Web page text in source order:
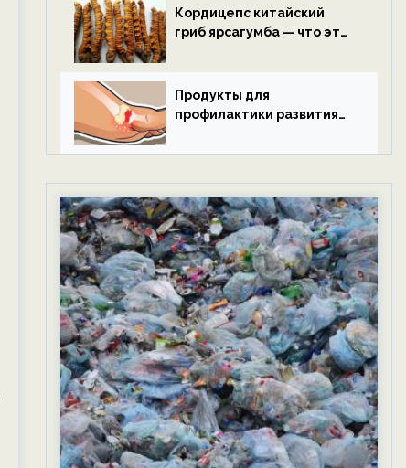
Кордицепс китайский
гриб ярсагумба — что это
Продукты для
профилактики развития